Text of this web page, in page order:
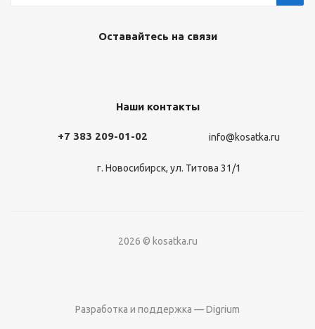
Оставайтесь на связи
Наши контакты
+7 383 209-01-02 info@kosatka.ru
г. Новосибирск, ул. Титова 31/1
2026 © kosatka.ru
Разработка и поддержка — Digrium